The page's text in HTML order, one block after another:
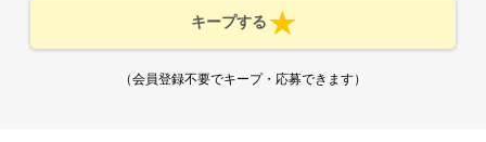
キープする
（会員登録不要でキープ・応募できます）